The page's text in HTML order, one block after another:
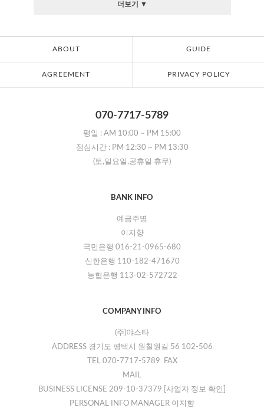
더보기 ▼
ABOUT GUIDE
AGREEMENT PRIVACY POLICY
070-7717-5789
평일 : AM 10:00 ~ PM 15:00
점심시간 : PM 12:30 ~ PM 13:30
(토,일요일,공휴일 휴무)
BANK INFO
예금주명
이지향
국민은행 016-21-0965-680
신한은행 110-182-471670
농협은행 113-02-572722
COMPANY INFO
(주)야스타
ADDRESS 경기도 평택시 원칠원길 56 102-506
TEL 070-7717-5789 FAX
MAIL
BUSINESS LICENSE 209-10-37379
[사업자 정보 확인]
PERSONAL INFO MANAGER 이지향